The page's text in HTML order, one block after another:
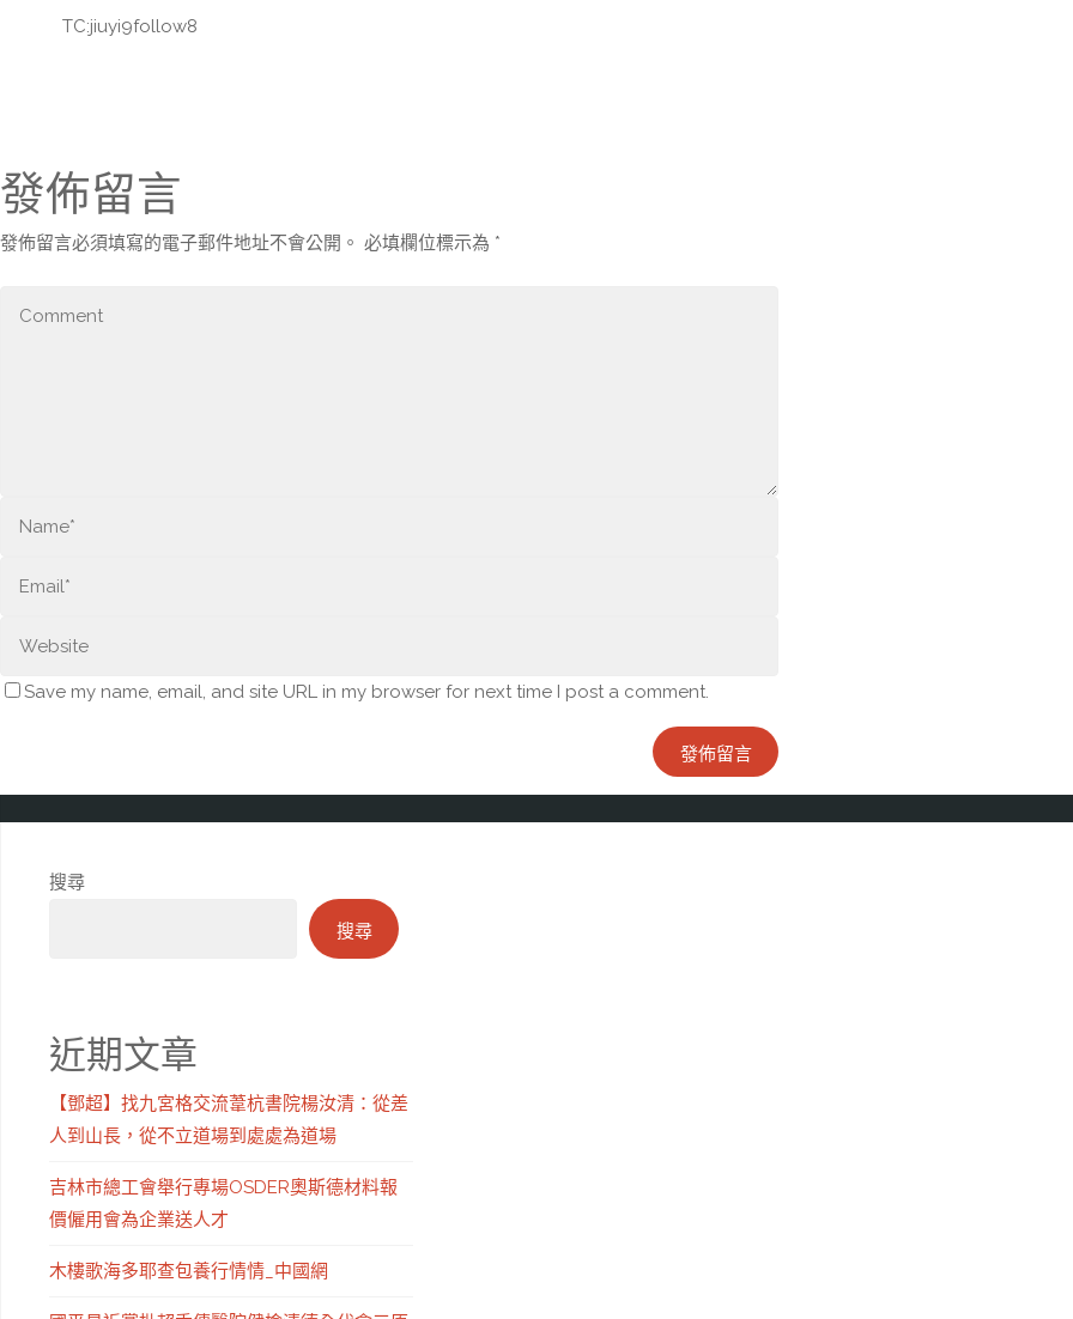
TC:jiuyi9follow8
發佈留言
發佈留言必須填寫的電子郵件地址不會公開。 必填欄位標示為 *
Save my name, email, and site URL in my browser for next time I post a comment.
搜尋
搜尋
近期文章
【鄧超】找九宮格交流葦杭書院楊汝清：從差
人到山長，從不立道場到處處為道場
吉林市總工會舉行專場OSDER奧斯德材料報
價僱用會為企業送人才
木樓歌海多耶查包養行情情_中國網